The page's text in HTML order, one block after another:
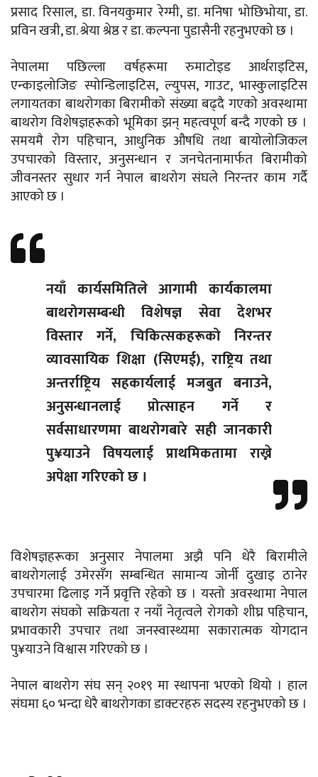
प्रसाद रिसाल, डा. विनयकुमार रेग्मी, डा. मनिषा भोछिभोया, डा.
प्रविन खत्री, डा. श्रेया श्रेष्ठ र डा. कल्पना पुडासैनी रहनुभएको छ ।
नेपालमा पछिल्ला वर्षहरूमा रुमाटोइड आर्थराइटिस,
एन्काइलोजिङ स्पोन्डिलाइटिस, ल्युपस, गाउट, भास्कुलाइटिस
लगायतका बाथरोगका बिरामीको संख्या बढ्दै गएको अवस्थामा
बाथरोग विशेषज्ञहरूको भूमिका झन् महत्वपूर्ण बन्दै गएको छ ।
समयमै रोग पहिचान, आधुनिक औषधि तथा बायोलोजिकल
उपचारको विस्तार, अनुसन्धान र जनचेतनामार्फत बिरामीको
जीवनस्तर सुधार गर्न नेपाल बाथरोग संघले निरन्तर काम गर्दै
आएको छ ।
नयाँ कार्यसमितिले आगामी कार्यकालमा
बाथरोगसम्बन्धी विशेषज्ञ सेवा देशभर
विस्तार गर्ने, चिकित्सकहरूको निरन्तर
व्यावसायिक शिक्षा (सिएमई), राष्ट्रिय तथा
अन्तर्राष्ट्रिय सहकार्यलाई मजबुत बनाउने,
अनुसन्धानलाई प्रोत्साहन गर्ने र
सर्वसाधारणमा बाथरोगबारे सही जानकारी
पु¥याउने विषयलाई प्राथमिकतामा राख्ने
अपेक्षा गरिएको छ ।
विशेषज्ञहरूका अनुसार नेपालमा अझै पनि धेरै बिरामीले
बाथरोगलाई उमेरसँग सम्बन्धित सामान्य जोर्नी दुखाइ ठानेर
उपचारमा ढिलाइ गर्ने प्रवृत्ति रहेको छ । यस्तो अवस्थामा नेपाल
बाथरोग संघको सक्रियता र नयाँ नेतृत्वले रोगको शीघ्र पहिचान,
प्रभावकारी उपचार तथा जनस्वास्थ्यमा सकारात्मक योगदान
पु¥याउने विश्वास गरिएको छ ।
नेपाल बाथरोग संघ सन् २०१९ मा स्थापना भएको थियो । हाल
संघमा ६० भन्दा धेरै बाथरोगका डाक्टरहरु सदस्य रहनुभएको छ ।